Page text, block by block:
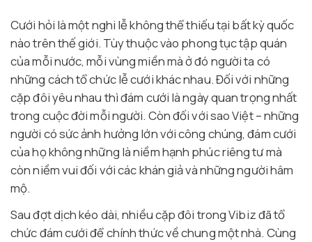
Cưới hỏi là một nghi lễ không thể thiếu tại bất kỳ quốc
nào trên thế giới. Tùy thuộc vào phong tục tập quán
của mỗi nước, mỗi vùng miền mà ở đó người ta có
những cách tổ chức lễ cưới khác nhau. Đối với những
cặp đôi yêu nhau thì đám cưới là ngày quan trọng nhất
trong cuộc đời mỗi người. Còn đối với sao Việt – những
người có sức ảnh hưởng lớn với công chúng, đám cưới
của họ không những là niềm hạnh phúc riêng tư mà
còn niềm vui đối với các khán giả và những người hâm
mộ.
Sau đợt dịch kéo dài, nhiều cặp đôi trong Vibiz đã tổ
chức đám cưới để chính thức về chung một nhà. Cùng